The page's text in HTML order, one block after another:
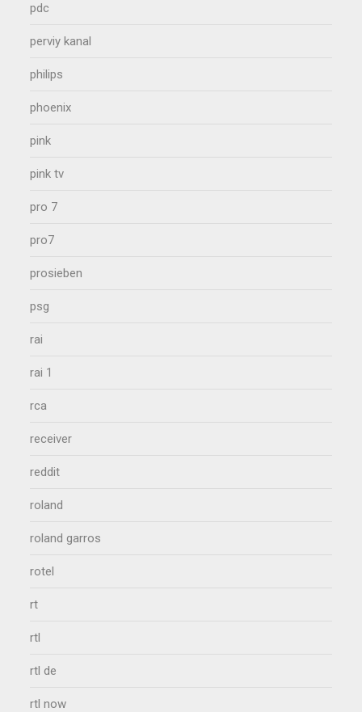
pdc
perviy kanal
philips
phoenix
pink
pink tv
pro 7
pro7
prosieben
psg
rai
rai 1
rca
receiver
reddit
roland
roland garros
rotel
rt
rtl
rtl de
rtl now